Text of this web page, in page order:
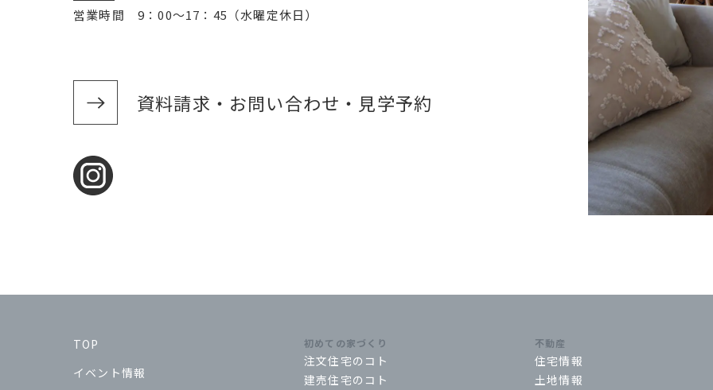
営業時間 9：00～17：45（水曜定休日）
資料請求・お問い合わせ・見学予約
TOP
イベント情報
初めての家づくり
注文住宅のコト
建売住宅のコト
不動産
住宅情報
土地情報